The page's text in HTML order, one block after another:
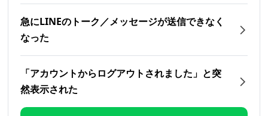
急にLINEのトーク／メッセージが送信できなく
なった
「アカウントからログアウトされました」と突
然表示された